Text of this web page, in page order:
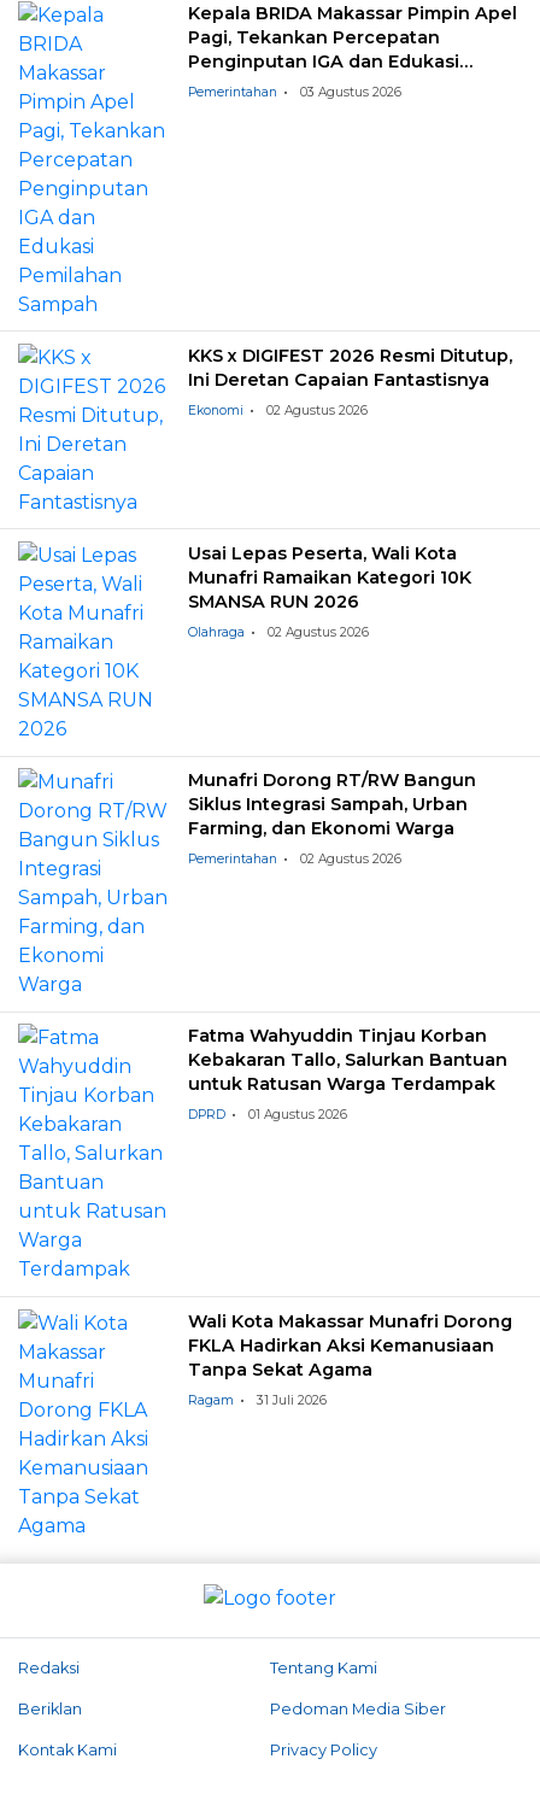
Kepala BRIDA Makassar Pimpin Apel
Pagi, Tekankan Percepatan
Penginputan IGA dan Edukasi
Pemilahan Sampah
Pemerintahan 03 Agustus 2026
KKS x DIGIFEST 2026 Resmi Ditutup,
Ini Deretan Capaian Fantastisnya
Ekonomi 02 Agustus 2026
Usai Lepas Peserta, Wali Kota
Munafri Ramaikan Kategori 10K
SMANSA RUN 2026
Olahraga 02 Agustus 2026
Munafri Dorong RT/RW Bangun
Siklus Integrasi Sampah, Urban
Farming, dan Ekonomi Warga
Pemerintahan 02 Agustus 2026
Fatma Wahyuddin Tinjau Korban
Kebakaran Tallo, Salurkan Bantuan
untuk Ratusan Warga Terdampak
DPRD 01 Agustus 2026
Wali Kota Makassar Munafri Dorong
FKLA Hadirkan Aksi Kemanusiaan
Tanpa Sekat Agama
Ragam 31 Juli 2026
Redaksi Tentang Kami
Beriklan Pedoman Media Siber
Kontak Kami Privacy Policy